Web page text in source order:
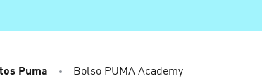
Puma Bolso PUMA Academy